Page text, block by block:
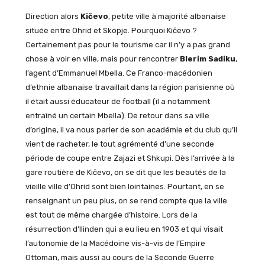
Direction alors Kičevo, petite ville à majorité albanaise
située entre Ohrid et Skopje. Pourquoi Kičevo ?
Certainement pas pour le tourisme car il n’y a pas grand
chose à voir en ville, mais pour rencontrer Blerim Sadiku,
l’agent d’Emmanuel Mbella. Ce Franco-macédonien
d’ethnie albanaise travaillait dans la région parisienne où
il était aussi éducateur de football (il a notamment
entraîné un certain Mbella). De retour dans sa ville
d’origine, il va nous parler de son académie et du club qu’il
vient de racheter, le tout agrémenté d’une seconde
période de coupe entre Zajazi et Shkupi. Dès l’arrivée à la
gare routière de Kičevo, on se dit que les beautés de la
vieille ville d’Ohrid sont bien lointaines. Pourtant, en se
renseignant un peu plus, on se rend compte que la ville
est tout de même chargée d’histoire. Lors de la
résurrection d’Ilinden qui a eu lieu en 1903 et qui visait
l’autonomie de la Macédoine vis-à-vis de l’Empire
Ottoman, mais aussi au cours de la Seconde Guerre